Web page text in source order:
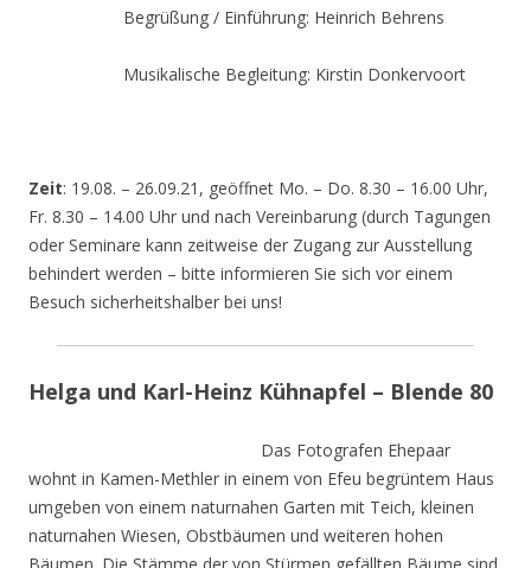
Begrüßung / Einführung: Heinrich Behrens
Musikalische Begleitung: Kirstin Donkervoort
Zeit: 19.08. – 26.09.21, geöffnet Mo. – Do. 8.30 – 16.00 Uhr,
Fr. 8.30 – 14.00 Uhr und nach Vereinbarung (durch Tagungen
oder Seminare kann zeitweise der Zugang zur Ausstellung
behindert werden – bitte informieren Sie sich vor einem
Besuch sicherheitshalber bei uns!
Helga und Karl-Heinz Kühnapfel – Blende 80
Das Fotografen Ehepaar
wohnt in Kamen-Methler in einem von Efeu begrüntem Haus
umgeben von einem naturnahen Garten mit Teich, kleinen
naturnahen Wiesen, Obstbäumen und weiteren hohen